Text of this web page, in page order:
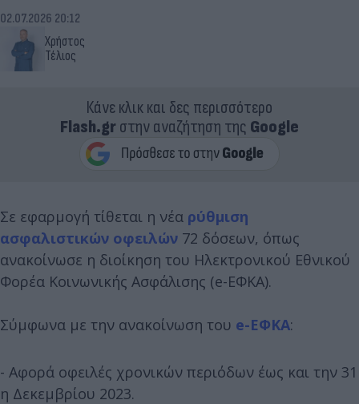
Χρήστος
Τέλιος
02.07.2026 20:12
Κάνε κλικ και δες περισσότερο
Flash.grστην αναζήτηση της Google
Σε εφαρμογή τίθεται η νέα ρύθμιση
ασφαλιστικών οφειλών 72 δόσεων, όπως
ανακοίνωσε η διοίκηση του Ηλεκτρονικού Εθνικού
Φορέα Κοινωνικής Ασφάλισης (e-ΕΦΚΑ).
Σύμφωνα με την ανακοίνωση του e-ΕΦΚΑ:
- Αφορά οφειλές χρονικών περιόδων έως και την 31
η Δεκεμβρίου 2023.